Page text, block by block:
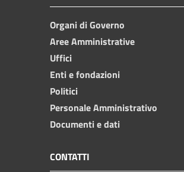
Organi di Governo
Aree Amministrative
Uffici
Enti e fondazioni
Politici
Personale Amministrativo
Documenti e dati
CONTATTI